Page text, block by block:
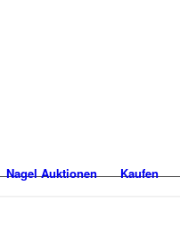
Nagel Auktionen Kaufen